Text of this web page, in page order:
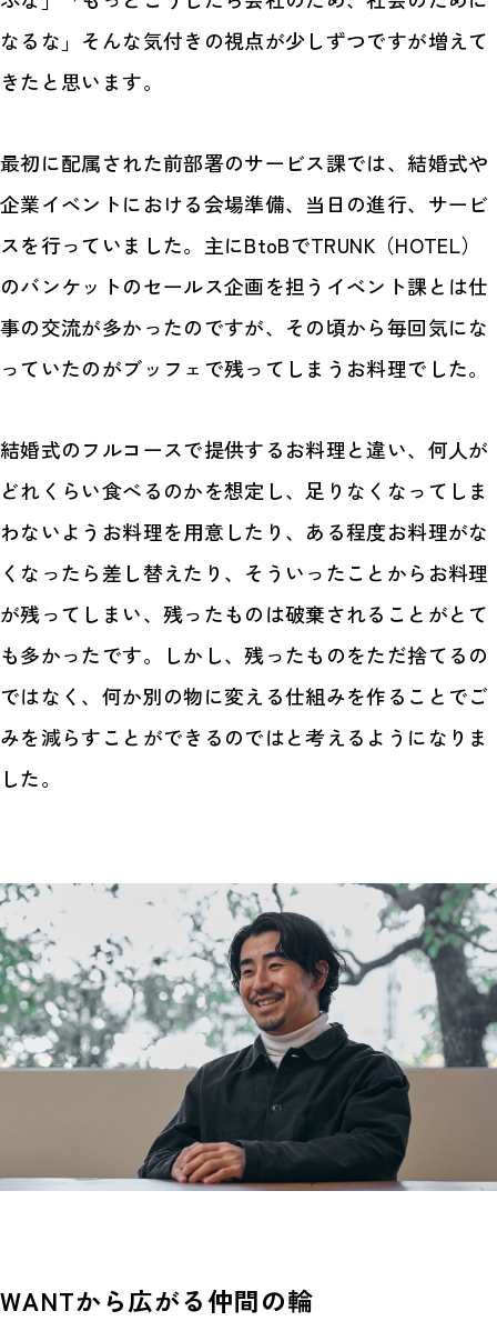
なるな」そんな気付きの視点が少しずつですが増えて
きたと思います。
最初に配属された前部署のサービス課では、結婚式や
企業イベントにおける会場準備、当日の進行、サービ
スを行っていました。主にBtoBでTRUNK（HOTEL）
のバンケットのセールス企画を担うイベント課とは仕
事の交流が多かったのですが、その頃から毎回気にな
っていたのがブッフェで残ってしまうお料理でした。
結婚式のフルコースで提供するお料理と違い、何人が
どれくらい食べるのかを想定し、足りなくなってしま
わないようお料理を用意したり、ある程度お料理がな
くなったら差し替えたり、そういったことからお料理
が残ってしまい、残ったものは破棄されることがとて
も多かったです。しかし、残ったものをただ捨てるの
ではなく、何か別の物に変える仕組みを作ることでご
みを減らすことができるのではと考えるようになりま
した。
WANTから広がる仲間の輪